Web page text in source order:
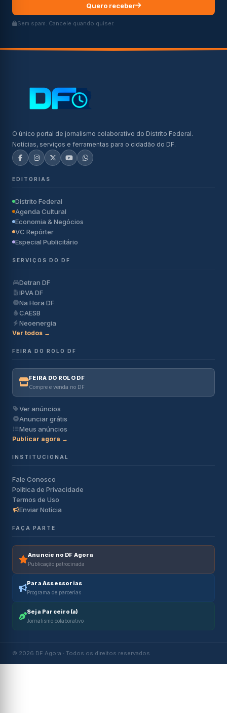
Quero receber
Sem spam. Cancele quando quiser.
O único portal de jornalismo colaborativo do Distrito Federal.
Notícias, serviços e ferramentas para o cidadão do DF.
EDITORIAS
Distrito Federal
Agenda Cultural
Economia & Negócios
VC Repórter
Especial Publicitário
SERVIÇOS DO DF
Detran DF
IPVA DF
Na Hora DF
CAESB
Neoenergia
Ver todos →
FEIRA DO ROLO DF
FEIRA DO ROLO DF
Compre e venda no DF
Ver anúncios
Anunciar grátis
Meus anúncios
Publicar agora →
INSTITUCIONAL
Fale Conosco
Política de Privacidade
Termos de Uso
Enviar Notícia
FAÇA PARTE
Anuncie no DF Agora
Publicação patrocinada
Para Assessorias
Programa de parcerias
Seja Parceiro(a)
Jornalismo colaborativo
© 2026 DF Agora · Todos os direitos reservados